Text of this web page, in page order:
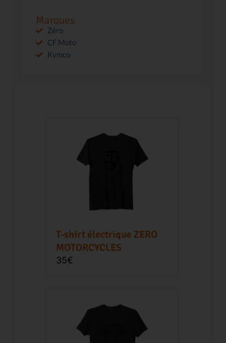
T-shirt électrique ZERO
MOTORCYCLES
35€
Marques
Zéro
CF Moto
Kymco